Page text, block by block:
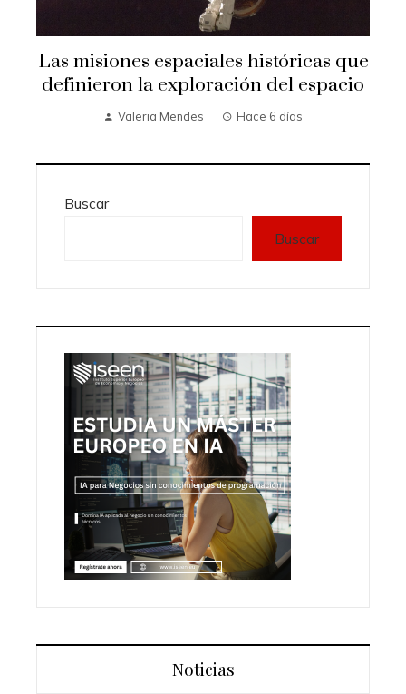
Las misiones espaciales históricas que
definieron la exploración del espacio
Valeria Mendes Hace 6 días
Buscar
Buscar
Noticias